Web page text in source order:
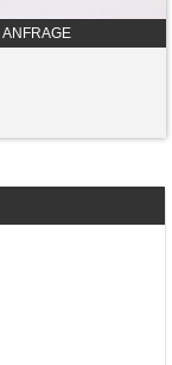
ANFRAGE